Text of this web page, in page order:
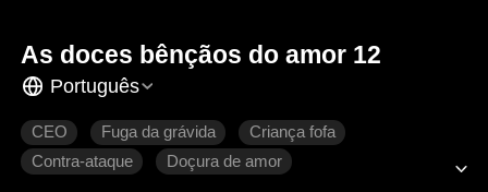
As doces bênçãos do amor 12
Português
CEO Fuga da grávida
Criança fofa
Contra-ataque
Doçura de amor